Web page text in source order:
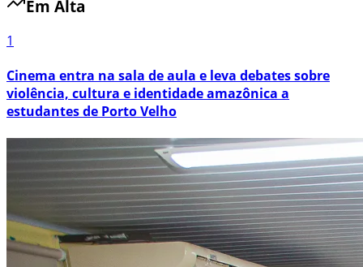
Em Alta
1
Cinema entra na sala de aula e leva debates sobre
violência, cultura e identidade amazônica a
estudantes de Porto Velho